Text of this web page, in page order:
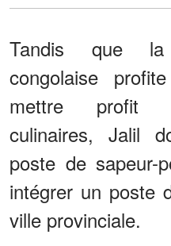
Tandis que la
congolaise
mettre profit
culinaires, Jalil
poste de sapeur-
intégrer un poste
ville provinciale.